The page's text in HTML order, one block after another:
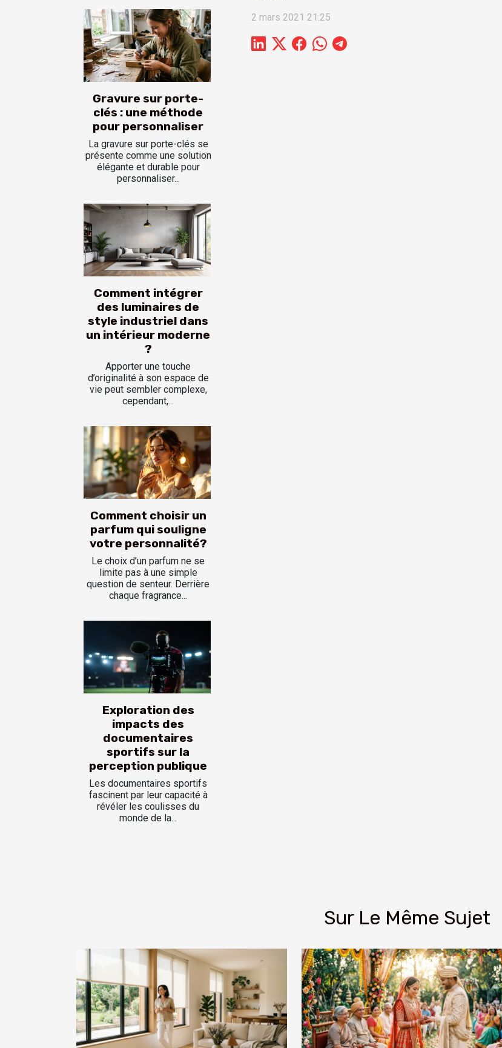
Gravure sur porte-
clés : une méthode
pour personnaliser
La gravure sur porte-clés se
présente comme une solution
élégante et durable pour
personnaliser...
Comment intégrer
des luminaires de
style industriel dans
un intérieur moderne
?
Apporter une touche
d’originalité à son espace de
vie peut sembler complexe,
cependant,...
Comment choisir un
parfum qui souligne
votre personnalité?
Le choix d’un parfum ne se
limite pas à une simple
question de senteur. Derrière
chaque fragrance...
Exploration des
impacts des
documentaires
sportifs sur la
perception publique
Les documentaires sportifs
fascinent par leur capacité à
révéler les coulisses du
monde de la...
2 mars 2021 21:25
Sur Le Même Sujet